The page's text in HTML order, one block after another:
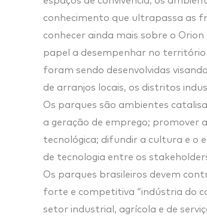
conhecimento que ultrapassa as
conhecer ainda mais sobre o
papel a desempenhar no território
foram sendo desenvolvidas
de arranjos locais, os distritos
Os parques são ambientes
a geração de emprego; promover
tecnológica; difundir a cultura e o
de tecnologia entre os
Os parques brasileiros devem
forte e competitiva “indústria do
setor industrial, agrícola e de
parques
seus
muros